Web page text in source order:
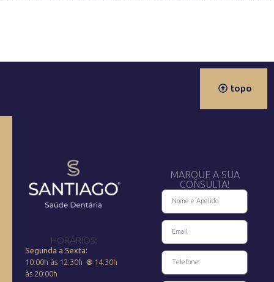
topo
HORÁRIOS:
Segunda a Sexta:
10:00h às 12:30h 𖣠 1 4:30h
às 20:00h
MARQUE A SUA
CONSULTA!